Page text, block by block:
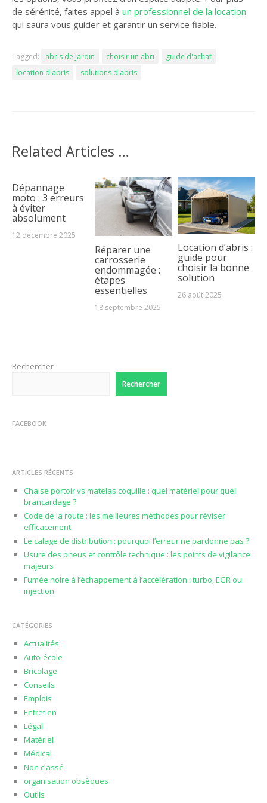
de sérénité, faites appel à un professionnel de la location
qui saura vous guider et garantir un service fiable.
Tagged: abris de jardin choisir un abri
guide d'achat
location d'abris
solutions d'abris
Related Articles …
Dépannage
moto : 3 erreurs
à éviter
absolument
12 décembre 2025
Réparer une
carrosserie
endommagée :
étapes
essentielles
18 septembre 2025
Location d’abris :
guide pour
choisir la bonne
solution
26 août 2025
Rechercher
Rechercher
FACEBOOK
ARTICLES RÉCENTS
Chaise portoir vs matelas coquille : quel matériel pour quel
brancardage ?
Code de la route : les meilleures méthodes pour réviser
efficacement
Le calage de distribution : pourquoi l’erreur ne pardonne pas ?
Usure des pneus et contrôle technique : les points de vigilance
majeurs
Fumée noire à l’échappement à l’accélération : turbo, EGR ou
injection
CATÉGORIES
Actualités
Auto-école
Bricolage
Conseils
Emplois
Entretien
Légal
Matériel
Médical
Non classé
organisation obsèques
Outils